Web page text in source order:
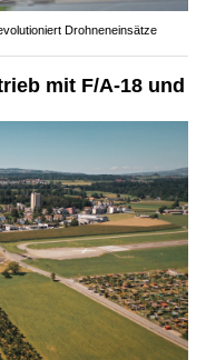
Drohneneinsätze
mit F/A-18 und